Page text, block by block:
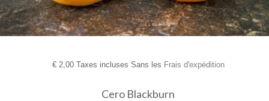
€2,00 Taxes incluses Sans les Frais d'expédition
Cero Blackburn